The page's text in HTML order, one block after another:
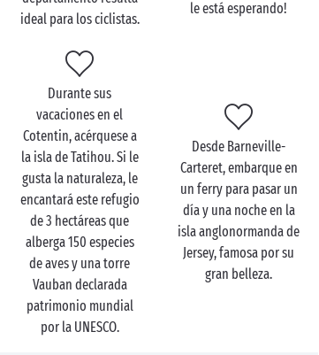
ideal para los ciclistas.
le está esperando!
Durante sus
vacaciones en el
Cotentin, acérquese a
la isla de Tatihou. Si le
gusta la naturaleza, le
encantará este refugio
de 3 hectáreas que
alberga 150 especies
de aves y una torre
Vauban declarada
patrimonio mundial
por la UNESCO.
Desde Barneville-
Carteret, embarque en
un ferry para pasar un
día y una noche en la
isla anglonormanda de
Jersey, famosa por su
gran belleza.